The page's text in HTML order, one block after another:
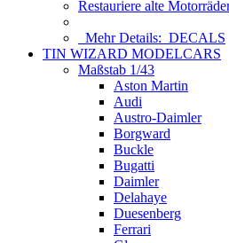
Restauriere alte
Mehr Details: DECALS
TIN WIZARD MODELCARS
Maßstab 1/43
Aston Martin
Audi
Austro-Daimler
Borgward
Buckle
Bugatti
Daimler
Delahaye
Duesenberg
Ferrari